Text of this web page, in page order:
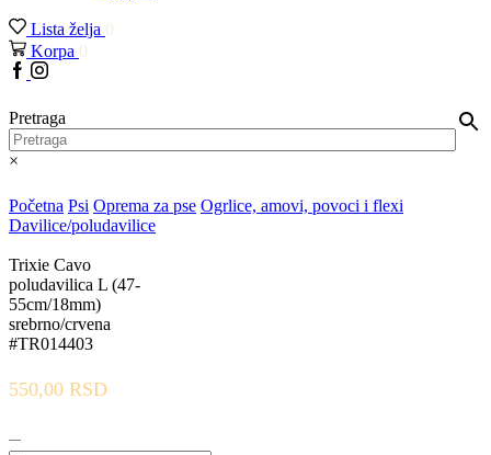
Lista želja 0
Korpa 0
Facebook
Instagram
Pretraga
×
Početna Psi Oprema za pse Ogrlice, amovi, povoci i flexi
Davilice/poludavilice
Trixie Cavo
poludavilica L (47-
55cm/18mm)
srebrno/crvena
#TR014403
550,00 RSD
Trixie